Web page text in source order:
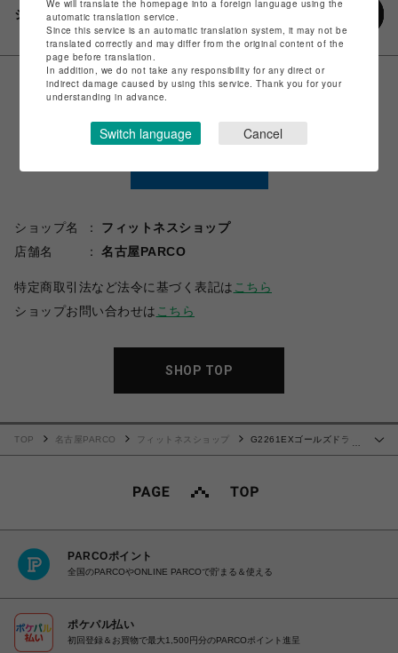
シェアする
ショップ名
フィットネスショップ
店舗名
名古屋PARCO
特定商取引法など法令に基づく表記は こちら
ショップお問い合わせは こちら
SHOP TOP
TOP 名古屋PARCO フィットネスショップ
G2261EXゴールズドライ
PARCOポイント
全国のPARCOやONLINE PARCOで貯まる＆使える
ポケパル払い
初回登録＆お買物で最大1,500円分のPARCOポイント進呈
We will translate the homepage into a foreign language using the
automatic translation service.
Since this service is an automatic translation system, it may not be
translated correctly and may differ from the original content of the
page before translation.
In addition, we do not take any responsibility for any direct or
indirect damage caused by using this service. Thank you for your
understanding in advance.
Switch language Cancel